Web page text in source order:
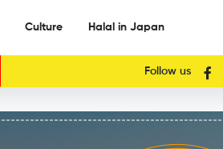
Culture Halal in Japan
Follow us